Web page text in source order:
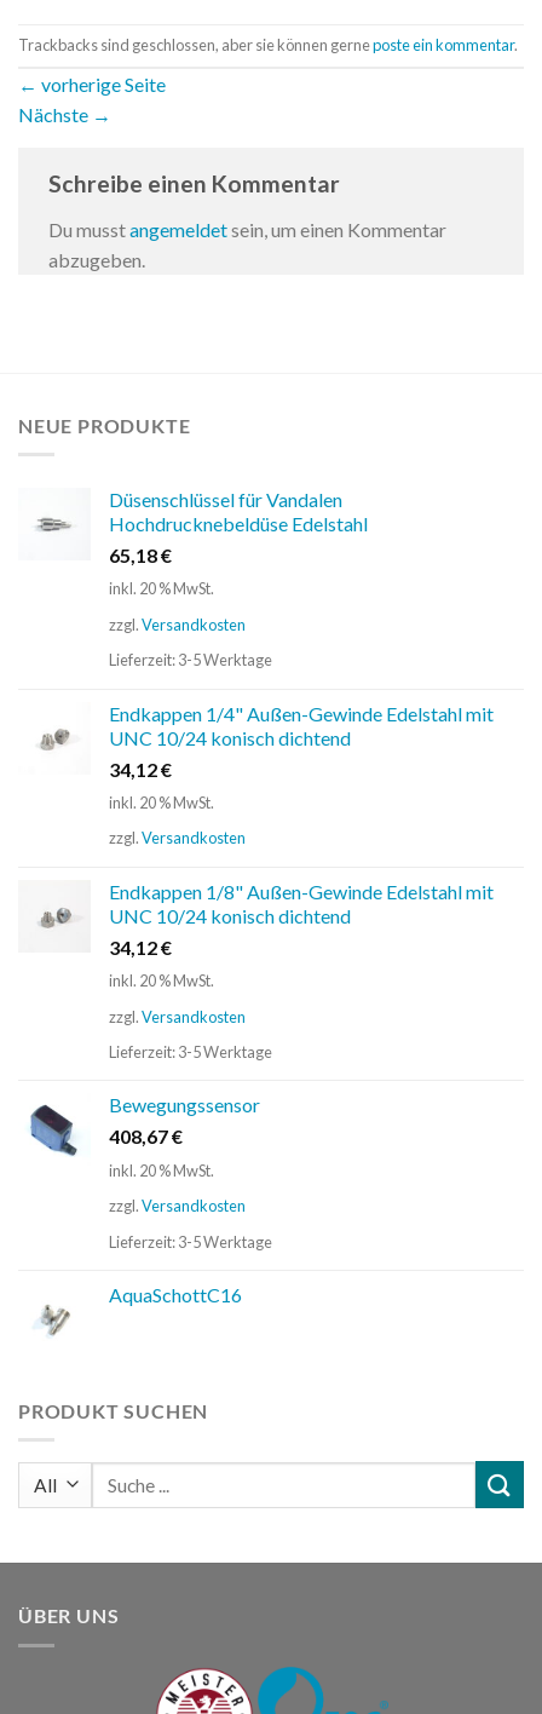
Trackbacks sind geschlossen, aber sie können gerneposte ein kommentar.
← vorherige Seite
Nächste →
Schreibe einen Kommentar
Du musstangemeldetsein, um einen Kommentar
abzugeben.
NEUE PRODUKTE
Düsenschlüssel für Vandalen
Hochdrucknebeldüse Edelstahl
65,18€
inkl. 20 % MwSt.
zzgl.Versandkosten
Lieferzeit:3-5 Werktage
Endkappen 1/4" Außen-Gewinde Edelstahl mit
UNC 10/24 konisch dichtend
34,12€
inkl. 20 % MwSt.
zzgl.Versandkosten
Endkappen 1/8" Außen-Gewinde Edelstahl mit
UNC 10/24 konisch dichtend
34,12€
inkl. 20 % MwSt.
zzgl.Versandkosten
Lieferzeit:3-5 Werktage
Bewegungssensor
408,67€
inkl. 20 % MwSt.
zzgl.Versandkosten
Lieferzeit:3-5 Werktage
AquaSchottC16
PRODUKT SUCHEN
Suchen
nach:
ÜBER UNS